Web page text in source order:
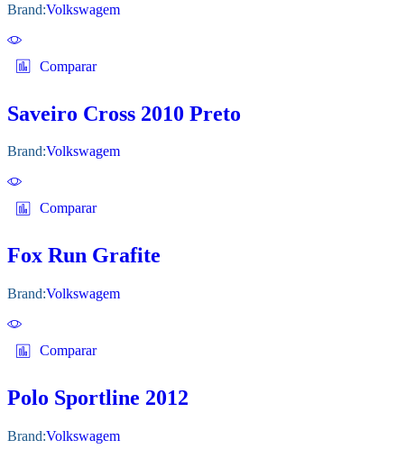
Brand:Volkswagem
Comparar
Saveiro Cross 2010 Preto
Brand:Volkswagem
Comparar
Fox Run Grafite
Brand:Volkswagem
Comparar
Polo Sportline 2012
Brand:Volkswagem